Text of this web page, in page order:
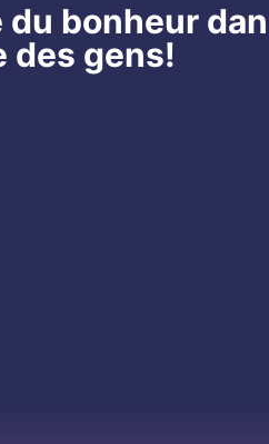
du bonheur
des gens!